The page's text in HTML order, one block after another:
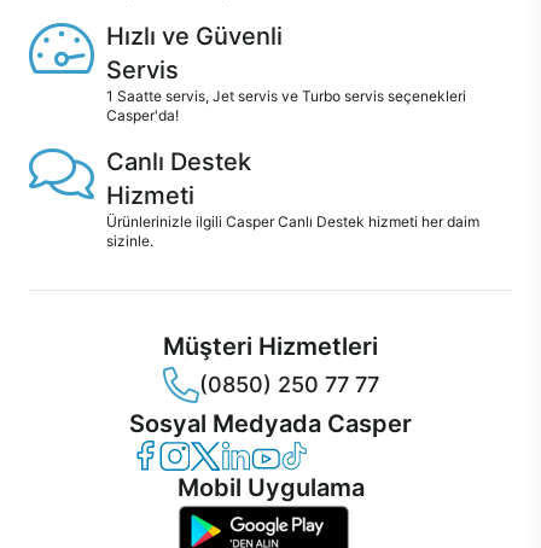
Hızlı ve Güvenli
Servis
1 Saatte servis, Jet servis ve Turbo servis seçenekleri
Casper'da!
Canlı Destek
Hizmeti
Ürünlerinizle ilgili Casper Canlı Destek hizmeti her daim
sizinle.
Müşteri Hizmetleri
(0850) 250 77 77
Sosyal Medyada Casper
Casper Facebook
Casper Instagram
Casper Twitter
Casper LinkedIn
Casper YouTube
Casper TikTok
Mobil Uygulama